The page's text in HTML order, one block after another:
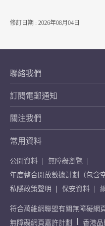
修訂日期 : 2026年08月04日
聯絡我們
訂閱電郵通知
關注我們
常用資料
公開資料
無障礙瀏覽
年度整合開放數據計劃（包含
私隱政策聲明
保安資料
符合萬維網聯盟有關無障礙網
無障礙網頁嘉許計劃
香港品